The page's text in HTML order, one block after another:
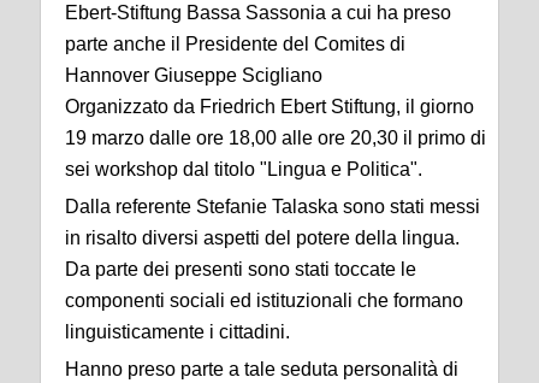
Ebert-Stiftung Bassa Sassonia a cui ha preso
parte anche il Presidente del Comites di
Hannover Giuseppe Scigliano
Organizzato da Friedrich Ebert Stiftung, il giorno
19 marzo dalle ore 18,00 alle ore 20,30 il primo di
sei workshop dal titolo "Lingua e Politica".
Dalla referente Stefanie Talaska sono stati messi
in risalto diversi aspetti del potere della lingua.
Da parte dei presenti sono stati toccate le
componenti sociali ed istituzionali che formano
linguisticamente i cittadini.
Hanno preso parte a tale seduta personalità di